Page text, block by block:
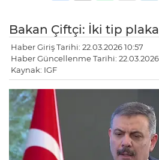
Bakan Çiftçi: İki tip
Haber Giriş Tarihi: 22.03.2026 10:57
Haber Güncellenme Tarihi: 22.03.2026
Kaynak: IGF